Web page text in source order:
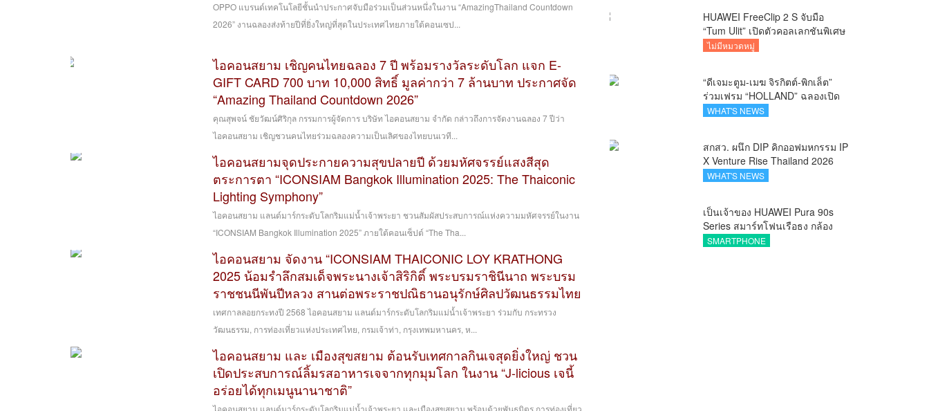
OPPO แบรนด์เทคโนโลยีชั้นนำประกาศจับมือร่วมเป็นส่วนหนึ่งในงาน “AmazingThailand Countdown
2026” งานฉลองส่งท้ายปีที่ยิ่งใหญ่ที่สุดในประเทศไทยภายใต้คอนเซป...
ไอคอนสยาม เชิญคนไทยฉลอง 7 ปี พร้อมรางวัลระดับโลก แจก E-
GIFT CARD 700 บาท 10,000 สิทธิ์ มูลค่ากว่า 7 ล้านบาท ประกาศจัด
“Amazing Thailand Countdown 2026”
คุณสุพจน์ ชัยวัฒน์ศิริกุล กรรมการผู้จัดการ บริษัท ไอคอนสยาม จำกัด กล่าวถึงการจัดงานฉลอง 7 ปีว่า
ไอคอนสยาม เชิญชวนคนไทยร่วมฉลองความเป็นเลิศของไทยบนเวที...
ไอคอนสยามจุดประกายความสุขปลายปี ด้วยมหัศจรรย์แสงสีสุด
ตระการตา “ICONSIAM Bangkok Illumination 2025: The Thaiconic
Lighting Symphony”
ไอคอนสยาม แลนด์มาร์กระดับโลกริมแม่น้ำเจ้าพระยา ชวนสัมผัสประสบการณ์แห่งความมหัศจรรย์ในงาน
“ICONSIAM Bangkok Illumination 2025” ภายใต้คอนเซ็ปต์ “The Tha...
ไอคอนสยาม จัดงาน “ICONSIAM THAICONIC LOY KRATHONG
2025 น้อมรำลึกสมเด็จพระนางเจ้าสิริกิติ์ พระบรมราชินีนาถ พระบรม
ราชชนนีพันปีหลวง สานต่อพระราชปณิธานอนุรักษ์ศิลปวัฒนธรรมไทย
เทศกาลลอยกระทงปี 2568 ไอคอนสยาม แลนด์มาร์กระดับโลกริมแม่น้ำเจ้าพระยา ร่วมกับ กระทรวง
วัฒนธรรม, การท่องเที่ยวแห่งประเทศไทย, กรมเจ้าท่า, กรุงเทพมหานคร, ห...
ไอคอนสยาม และ เมืองสุขสยาม ต้อนรับเทศกาลกินเจสุดยิ่งใหญ่ ชวน
เปิดประสบการณ์ลิ้มรสอาหารเจจากทุกมุมโลก ในงาน “J-licious เจนี้
อร่อยได้ทุกเมนูนานาชาติ”
ไอคอนสยาม แลนด์มาร์กระดับโลกริมแม่น้ำเจ้าพระยา และเมืองสุขสยาม พร้อมด้วยพันธมิตร การท่องเที่ยว
HUAWEI FreeClip 2 S จับมือ
“Tum Ulit” เปิดตัวคอลเลกชันพิเศษ
Space Explorer ถ่ายทอดศิลปะบน
ไม่มีหมวดหมู่
“ดีเจมะตูม-เมฆ จิรกิตต์-พิกเล็ต”
ร่วมเฟรม “HOLLAND” ฉลองเปิด
ตัว SELBAN แบรนด์แฟชั่น
WHAT'S NEWS
สกสว. ผนึก DIP คิกออฟมหกรรม IP
X Venture Rise Thailand 2026
สร้างระบบนิเวศเชื่อมทรัพย์สินทาง
WHAT'S NEWS
เป็นเจ้าของ HUAWEI Pura 90s
Series สมาร์ทโฟนเรือธง กล้อง
ถ่ายสวยสมจริงทุกระยะ พร้อมของ
SMARTPHONE